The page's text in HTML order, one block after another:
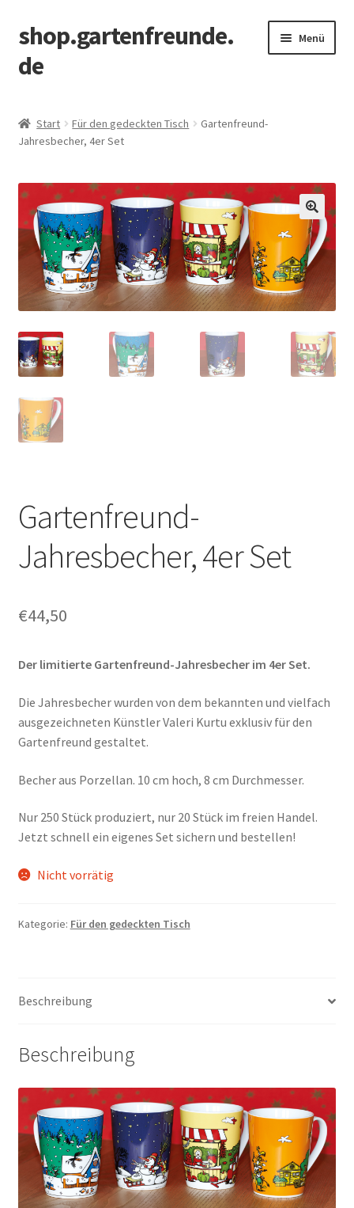
Zur
Navigation
springen
Zum
Inhalt
springen
shop.gartenfreunde.
de
Menü
Datenschutz
Einkaufswagen
Kasse (checkout)
Kontakt
My account
Sample Page
Shop
Über uns
Start Für den gedeckten Tisch
Gartenfreund-
Jahresbecher, 4er Set
Gartenfreund-
Jahresbecher, 4er Set
€44,50
Der limitierte Gartenfreund-Jahresbecher im 4er Set.
Die Jahresbecher wurden von dem bekannten und vielfach
ausgezeichneten Künstler Valeri Kurtu exklusiv für den
Gartenfreund gestaltet.
Becher aus Porzellan. 10 cm hoch, 8 cm Durchmesser.
Nur 250 Stück produziert, nur 20 Stück im freien Handel.
Jetzt schnell ein eigenes Set sichern und bestellen!
Nicht vorrätig
Kategorie: Für den gedeckten Tisch
Beschreibung
Beschreibung